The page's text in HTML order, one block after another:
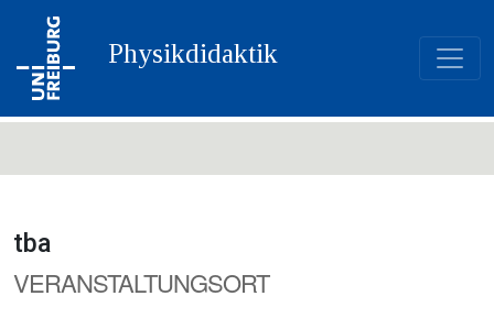
Physikdidaktik
tba
VERANSTALTUNGSORT